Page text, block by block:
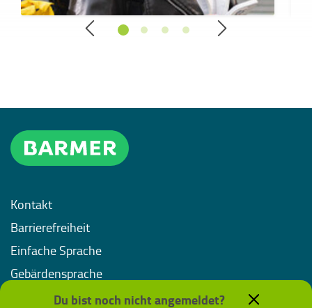
Kontakt
Barrierefreiheit
Einfache Sprache
Gebärdensprache
ImpressumDu bist noch nicht angemeldet?